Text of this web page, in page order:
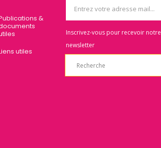
&
utiles
Inscrivez-vous pour recevoir notre
newsletter